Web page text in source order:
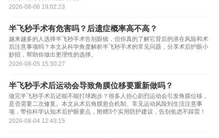
2026-08-06 19:02:23
半飞秒手术有危害吗？后遗症概率高不高？
越来越多的人选择半飞秒手术告别眼镜，但你真的了解它背后的潜在风险和术
后注意事项吗？本文从科学角度解析半飞秒手术的常见问题，分享术后护眼小
妙招，帮助你做出更理性的选择。
2026-08-05 15:30:27
半飞秒手术后运动会导致角膜位移要重新做吗？
做完半飞秒手术后还能不能打球跑步？很多人担心剧烈运动会引发角膜位移，
是否需要二次修复。本文从术后角膜愈合机制、常见运动风险到生活注意事
项，带你科学认知术后护眼要点，附赠3个实用防护建议，告别焦虑不踩雷！
2026-08-04 12:43:15